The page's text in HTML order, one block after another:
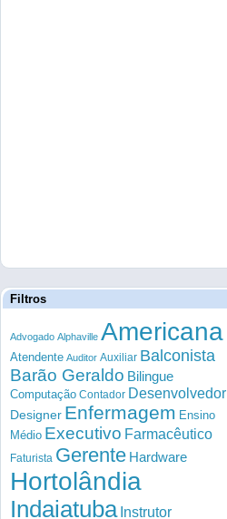
Filtros
Advogado Alphaville Americana
Atendente Auditor Auxiliar Balconista
Barão Geraldo Bilingue
Computação Contador Desenvolvedor
Designer Enfermagem Ensino
Médio Executivo Farmacêutico
Faturista Gerente Hardware
Hortolândia
Indaiatuba Instrutor